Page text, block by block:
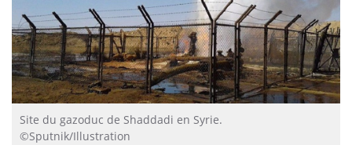
Site du gazoduc de Shaddadi en Syrie.
©Sputnik/Illustration